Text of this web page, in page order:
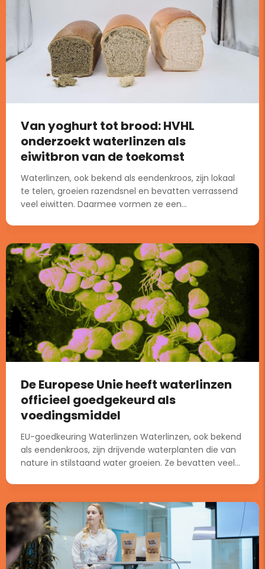
Van yoghurt tot brood: HVHL
onderzoekt waterlinzen als
eiwitbron van de toekomst
Waterlinzen, ook bekend als eendenkroos, zijn lokaal
te telen, groeien razendsnel en bevatten verrassend
veel eiwitten. Daarmee vormen ze een...
De Europese Unie heeft waterlinzen
officieel goedgekeurd als
voedingsmiddel
EU-goedkeuring Waterlinzen Waterlinzen, ook bekend
als eendenkroos, zijn drijvende waterplanten die van
nature in stilstaand water groeien. Ze bevatten veel...